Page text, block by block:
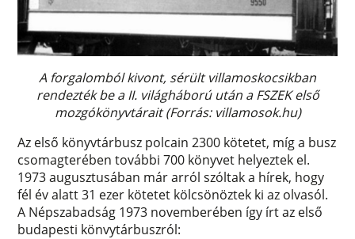
A forgalomból kivont, sérült villamoskocsikban
rendezték be a II. világháború után a FSZEK első
mozgókönyvtárait (Forrás: villamosok.hu)
Az első könyvtárbusz polcain 2300 kötetet, míg a busz
csomagterében további 700 könyvet helyeztek el.
1973 augusztusában már arról szóltak a hírek, hogy
fél év alatt 31 ezer kötetet kölcsönöztek ki az olvasól.
A Népszabadság 1973 novemberében így írt az első
budapesti könvytárbuszról: